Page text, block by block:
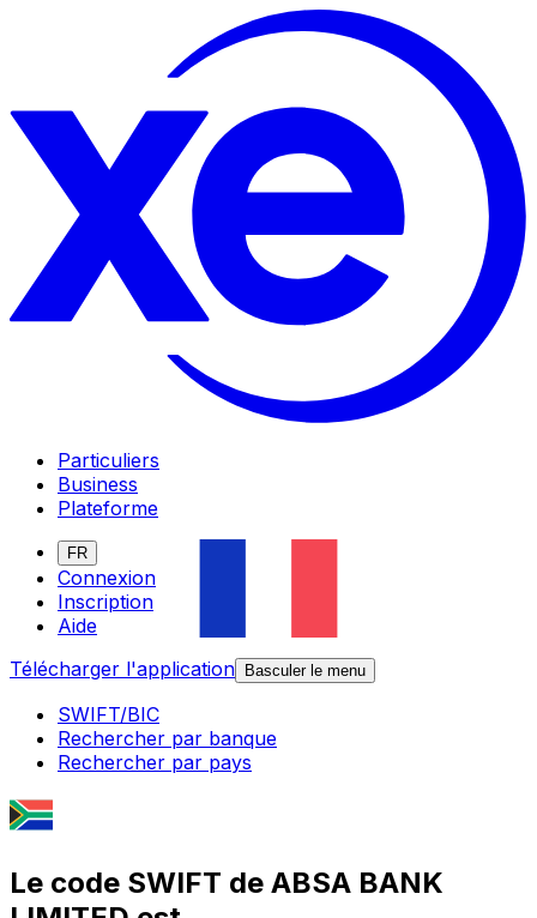
Particuliers
Business
Plateforme
FR
Connexion
Inscription
Aide
Télécharger l'application
Basculer le menu
SWIFT/BIC
Rechercher par banque
Rechercher par pays
Le code SWIFT de ABSA BANK